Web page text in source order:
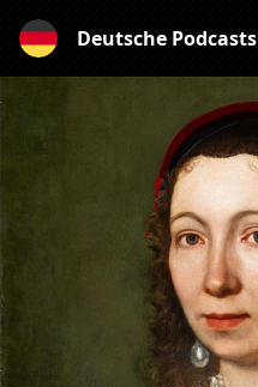
Deutsche Podcasts